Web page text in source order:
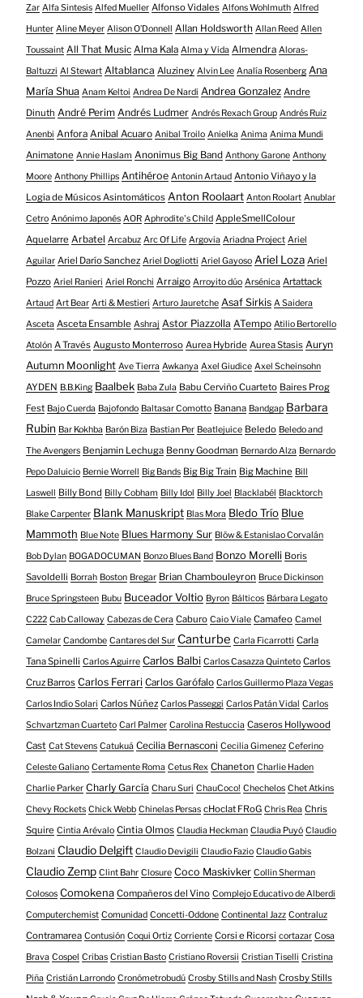
Zar Alfa Sintesis Alfed Mueller Alfonso Vidales Alfons Wohlmuth Alfred
Hunter Aline Meyer Alison O​’​Donnell Allan Holdsworth Allan Reed Allen
Toussaint All That Music Alma Kala Alma y Vida Almendra Aloras-
Baltuzzi Al Stewart Altablanca Aluziney Alvin Lee Analía Rosenberg Ana
María Shua Anam Keltoi Andrea De Nardi Andrea Gonzalez Andre
Dinuth André Perim Andrés Ludmer Andrés Rexach Group Andrés Ruiz
Anenbi Anfora Anibal Acuaro Anibal Troilo Anielka Anima Anima Mundi
Animatone Annie Haslam Anonimus Big Band Anthony Garone Anthony
Moore Anthony Phillips Antihéroe Antonin Artaud Antonio Viñayo y la
Logia de Músicos Asintomáticos Anton Roolaart Anton Roolart Anublar
Cetro Anónimo Japonés AOR Aphrodite's Child AppleSmellColour
Aquelarre Arbatel Arcabuz Arc Of Life Argovia Ariadna Project Ariel
Aguilar Ariel Darío Sanchez Ariel Dogliotti Ariel Gayoso Ariel Loza Ariel
Pozzo Ariel Ranieri Ariel Ronchi Arraigo Arroyito dúo Arsénica Artattack
Artaud Art Bear Arti & Mestieri Arturo Jauretche Asaf Sirkis A Saidera
Asceta Asceta Ensamble Ashraj Astor Piazzolla ATempo Atilio Bertorello
Atolón A Través Augusto Monterroso Aurea Hybride Aurea Stasis Auryn
Autumn Moonlight Ave Tierra Awkanya Axel Giudice Axel Scheinsohn
AYDEN B.B.King Baalbek Baba Zula Babu Cerviño Cuarteto Baires Prog
Fest Bajo Cuerda Bajofondo Baltasar Comotto Banana Bandgap Barbara
Rubin Bar Kokhba Barón Biza Bastian Per Beatlejuice Beledo Beledo and
The Avengers Benjamin Lechuga Benny Goodman Bernardo Alza Bernardo
Pepo Daluicio Bernie Worrell Big Bands Big Big Train Big Machine Bill
Laswell Billy Bond Billy Cobham Billy Idol Billy Joel Blacklabél Blacktorch
Blake Carpenter Blank Manuskript Blas Mora Bledo Trío Blue
Mammoth Blue Note Blues Harmony Sur Blöw & Estanislao Corvalán
Bob Dylan BOGADOCUMAN Bonzo Blues Band Bonzo Morelli Boris
Savoldelli Borrah Boston Bregar Brian Chambouleyron Bruce Dickinson
Bruce Springsteen Bubu Buceador Voltio Byron Bálticos Bárbara Legato
C222 Cab Calloway Cabezas de Cera Caburo Caio Viale Camafeo Camel
Camelar Candombe Cantares del Sur Canturbe Carla Ficarrotti Carla
Tana Spinelli Carlos Aguirre Carlos Balbi Carlos Casazza Quinteto Carlos
Cruz Barros Carlos Ferrari Carlos Garófalo Carlos Guillermo Plaza Vegas
Carlos Indio Solari Carlos Núñez Carlos Passeggi Carlos Patán Vidal Carlos
Schvartzman Cuarteto Carl Palmer Carolina Restuccia Caseros Hollywood
Cast Cat Stevens Catukuá Cecilia Bernasconi Cecilia Gimenez Ceferino
Celeste Galiano Certamente Roma Cetus Rex Chaneton Charlie Haden
Charlie Parker Charly García Charu Suri ChauCoco! Chechelos Chet Atkins
Chevy Rockets Chick Webb Chinelas Persas cHoclat FRoG Chris Rea Chris
Squire Cintia Arévalo Cintia Olmos Claudia Heckman Claudia Puyó Claudio
Bolzani Claudio Delgift Claudio Devigili Claudio Fazio Claudio Gabis
Claudio Zemp Clint Bahr Closure Coco Maskivker Collin Sherman
Colosos Comokena Compañeros del Vino Complejo Educativo de Alberdi
Computerchemist Comunidad Concetti-Oddone Continental Jazz Contraluz
Contramarea Contusión Coqui Ortiz Corriente Corsi e Ricorsi cortazar Cosa
Brava Cospel Cribas Cristian Basto Cristiano Roversii Cristian Tiselli Cristina
Piña Cristián Larrondo Cronómetrobudú Crosby Stills and Nash Crosby Stills